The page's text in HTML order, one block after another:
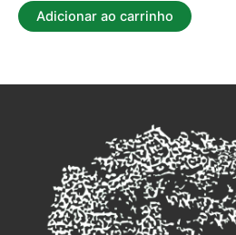
Adicionar ao carrinho